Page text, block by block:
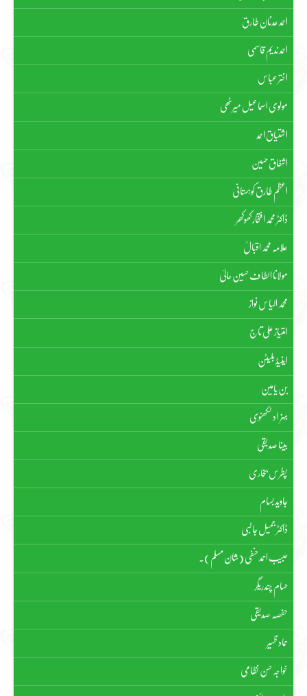
احمد عدنان طارق
احمد ندیم قاسمی
اختر عباس
مولوی اسماعیل میرٹھی
اشتیاق احمد
اشفاق حسین
اعظم طارق کوہستانی
ڈاکٹر محمد افتخار کھوکھر
علامہ محمد اقبالؒ
مولانا الطاف حسین حالیؔ
محمد الیاس نواز
امتیاز علی تاج
اینیڈ بلیٹن
بن یامین
بہزاد لکھنوی
بینا صدیقی
پطرس بخاری
جاوید بسام
ڈاکٹر جمیل جالبی
حبیب احمد حنفی (شان مسلم)۔
حسام چندریگر
حفصہ صدیقی
حماد ظہیر
خواجہ حسن نظامی